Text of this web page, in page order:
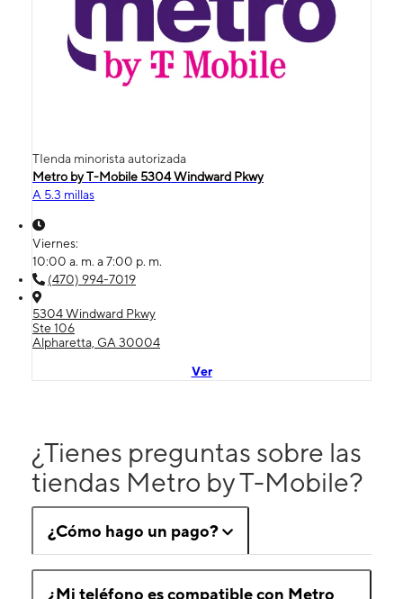
TIenda minorista autorizada
Metro by T-Mobile 5304 Windward Pkwy
A 5.3 millas
Viernes:
10:00 a. m. a 7:00 p. m.
(470) 994-7019
5304 Windward Pkwy
Ste 106
Alpharetta, GA 30004
Ver
¿Tienes preguntas sobre las
tiendas Metro by T-Mobile?
¿Cómo hago un pago?
¿Mi teléfono es compatible con Metro